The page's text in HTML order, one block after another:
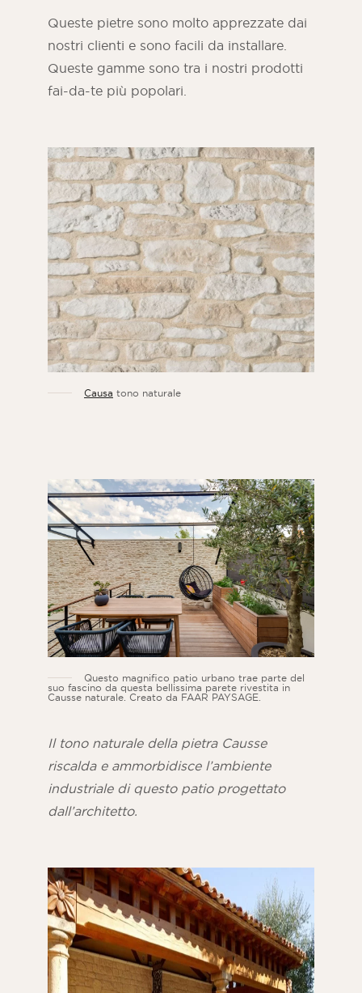
Queste pietre sono molto apprezzate dai
nostri clienti e sono facili da installare.
Queste gamme sono tra i nostri prodotti
fai-da-te più popolari.
Causa tono naturale
Questo magnifico patio urbano trae parte del
suo fascino da questa bellissima parete rivestita in
Causse naturale. Creato da FAAR PAYSAGE.
Il tono naturale della pietra Causse
riscalda e ammorbidisce l’ambiente
industriale di questo patio progettato
dall’architetto.